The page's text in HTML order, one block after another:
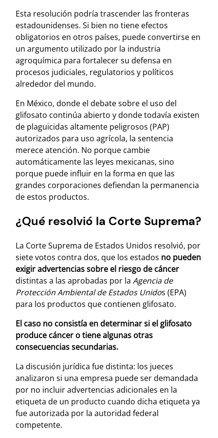
Esta resolución podría trascender las fronteras
estadounidenses. Si bien no tiene efectos
obligatorios en otros países, puede convertirse en
un argumento utilizado por la industria
agroquímica para fortalecer su defensa en
procesos judiciales, regulatorios y políticos
alrededor del mundo.
En México, donde el debate sobre el uso del
glifosato continúa abierto y donde todavía existen
de plaguicidas altamente peligrosos (PAP)
autorizados para uso agrícola, la sentencia
merece atención. No porque cambie
automáticamente las leyes mexicanas, sino
porque puede influir en la forma en que las
grandes corporaciones defiendan la permanencia
de estos productos.
¿Qué resolvió la Corte Suprema?
La Corte Suprema de Estados Unidos resolvió, por
siete votos contra dos, que los estados no pueden
exigir advertencias sobre el riesgo de cáncer
distintas a las aprobadas por la Agencia de
Protección Ambiental de Estados Unidos (EPA)
para los productos que contienen glifosato.
El caso no consistía en determinar si el glifosato
produce cáncer o tiene algunas otras
consecuencias secundarias.
La discusión jurídica fue distinta: los jueces
analizaron si una empresa puede ser demandada
por no incluir advertencias adicionales en la
etiqueta de un producto cuando dicha etiqueta ya
fue autorizada por la autoridad federal
competente.